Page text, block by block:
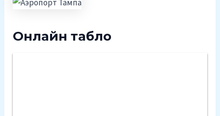
Онлайн табло